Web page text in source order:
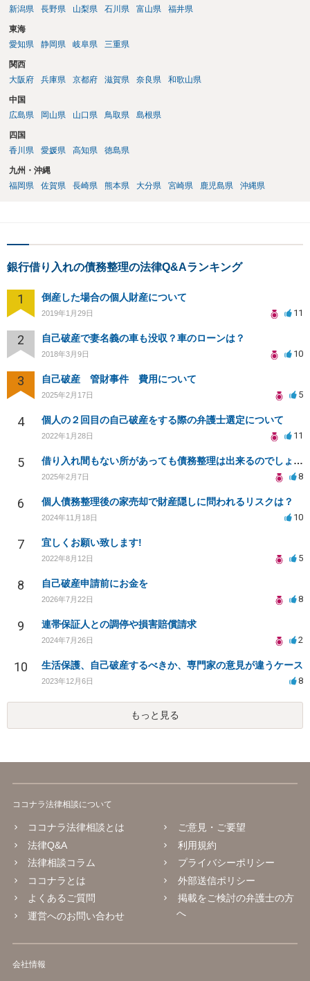
新潟県
長野県 山梨県 石川県 富山県 福井県
東海
愛知県
静岡県 岐阜県 三重県
関西
大阪府
兵庫県 京都府 滋賀県 奈良県 和歌山県
中国
広島県
岡山県 山口県 鳥取県 島根県
四国
香川県
愛媛県 高知県 徳島県
九州・沖縄
福岡県
佐賀県 長崎県 熊本県 大分県 宮崎県 鹿児島県 沖縄県
銀行借り入れの債務整理の法律Q&Aランキング
1 倒産した場合の個人財産について
2019年1月29日 11
2 自己破産で妻名義の車も没収？車のローンは？
2018年3月9日 10
3 自己破産 管財事件 費用について
2025年2月17日 5
4 個人の２回目の自己破産をする際の弁護士選定について
2022年1月28日 11
5 借り入れ間もない所があっても債務整理は出来るのでしょうか？
2025年2月7日 8
6 個人債務整理後の家売却で財産隠しに問われるリスクは？
2024年11月18日 10
7 宜しくお願い致します!
2022年8月12日 5
8 自己破産申請前にお金を
2026年7月22日 8
9 連帯保証人との調停や損害賠償請求
2024年7月26日 2
10 生活保護、自己破産するべきか、専門家の意見が違うケース
2023年12月6日 8
もっと見る
ココナラ法律相談について
ココナラ法律相談とは
法律Q&A
法律相談コラム
ココナラとは
よくあるご質問
運営へのお問い合わせ
ご意見・ご要望
利用規約
プライバシーポリシー
外部送信ポリシー
掲載をご検討の弁護士の方
へ
会社情報